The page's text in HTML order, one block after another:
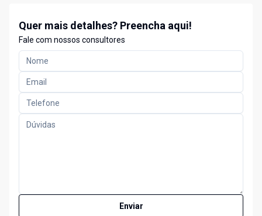
Quer mais detalhes? Preencha aqui!
Fale com nossos consultores
Enviar